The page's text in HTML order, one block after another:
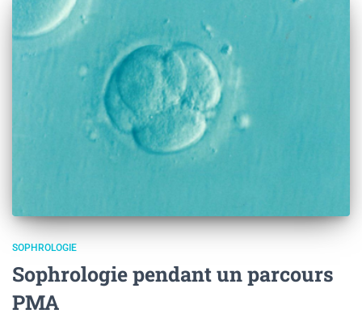
SOPHROLOGIE
Sophrologie pendant un parcours
PMA